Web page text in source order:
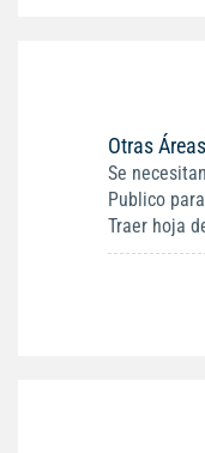
Otras
Se
Publico
Traer hoja